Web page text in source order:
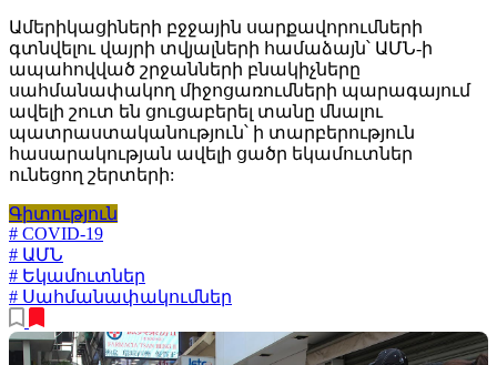
Ամերիկացիների բջջային սարքավորումների
գտնվելու վայրի տվյալների համաձայն՝ ԱՄՆ-ի
ապահովված շրջանների բնակիչները
սահմանափակող միջոցառումների պարագայում
ավելի շուտ են ցուցաբերել տանը մնալու
պատրաստականություն՝ ի տարբերություն
հասարակության ավելի ցածր եկամուտներ
ունեցող շերտերի:
Գիտություն
# COVID-19
# ԱՄՆ
# Եկամուտներ
# Սահմանափակումներ